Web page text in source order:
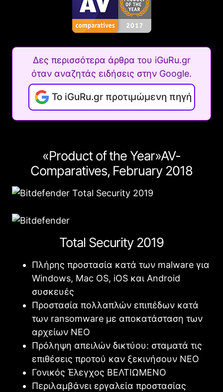
Δες περισσότερα άρθρα του iGuRu.gr
όταν αναζητάς ειδήσεις στην Google.
Το iGuRu.gr προτιμώμενη πηγή
Product of the Year AV-
Comparatives, February 2018
Total Security 2019
Πλήρης προστασία κατά των malware για
Windows, Mac OS, iOS και Android
συσκευές
Προστασία πολλαπλών επιπέδων κατά
των ransomware με αποκατάσταση των
αρχείων NEO
Πρόληψη απειλών δικτύου: σταματά τις
επιθέσεις προτού καν ξεκινήσουν ΝΕΟ
Γονικός Έλεγχος ΒΕΛΤΙΩΜΕΝΟ
Περιλαμβάνει εργαλεία προστασίας